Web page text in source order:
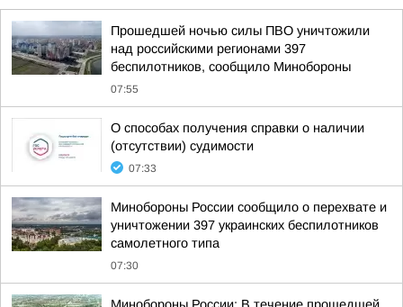
Прошедшей ночью силы ПВО уничтожили
над российскими регионами 397
беспилотников, сообщило Минобороны
07:55
О способах получения справки о наличии
(отсутствии) судимости
07:33
Минобороны России сообщило о перехвате и
уничтожении 397 украинских беспилотников
самолетного типа
07:30